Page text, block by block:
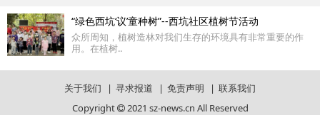
“绿色西坑‘议’童种树”--西坑社区植树节活动
众所周知，植树造林对我们生存的环境具有非常重要的作
用。在植树..
关于我们 | 寻求报道 | 免责声明 | 联系我们
Copyright
2021 sz-news.cn All Reserved